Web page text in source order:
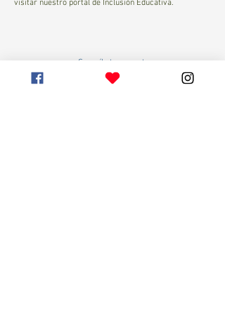
visitar nuestro portal de Inclusión Educativa.
¡Suscríbete a nuestro
Newsletter ahora!